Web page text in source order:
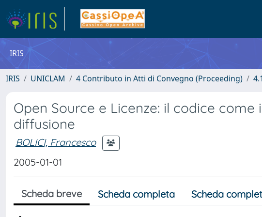
IRIS
IRIS UNICLAM 4 Contributo in Atti di Convegno (Proceeding)
Open Source e Licenze: il codice
diffusione
BOLICI, Francesco
2005-01-01
Scheda breve Scheda completa Scheda